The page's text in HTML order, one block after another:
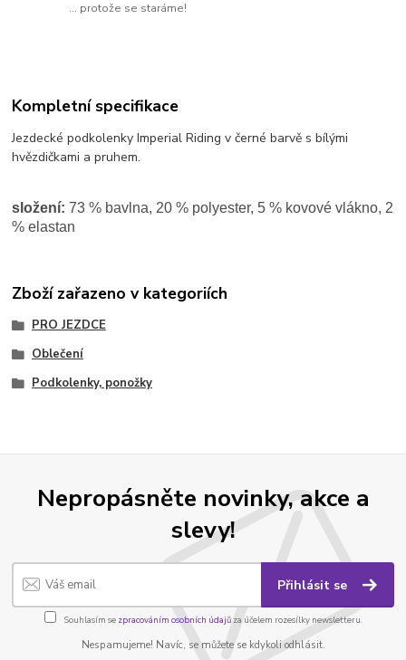
... protože se staráme!
Kompletní specifikace
Jezdecké podkolenky Imperial Riding v černé barvě s bílými
hvězdičkami a pruhem.
složení: 73 % bavlna, 20 % polyester, 5 % kovové vlákno, 2
% elastan
Zboží zařazeno v kategoriích
PRO JEZDCE
Oblečení
Podkolenky, ponožky
Nepropásněte novinky, akce a
slevy!
Přihlásit se
Souhlasím se zpracováním osobních údajůza účelem rozesílky newsletteru.
Nespamujeme! Navíc, se můžete se kdykoli odhlásit.